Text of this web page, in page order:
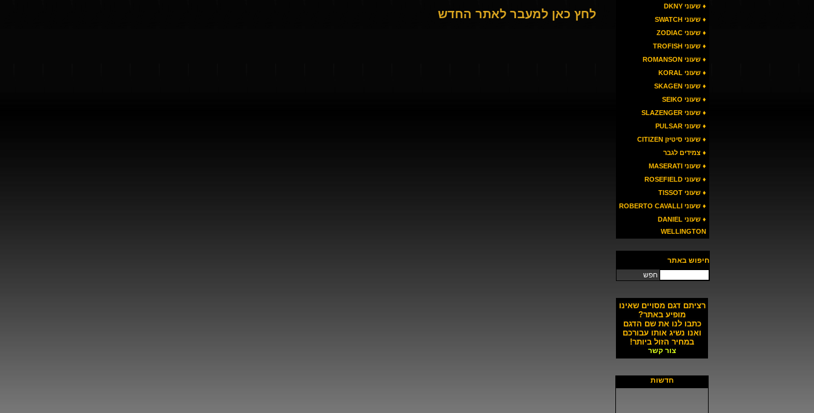
♦ שעוני DKNY
♦ שעוני SWATCH
♦ שעוני ZODIAC
♦ שעוני TROFISH
♦ שעוני ROMANSON
♦ שעוני KORAL
♦ שעוני SKAGEN
♦ שעוני SEIKO
♦ שעוני SLAZENGER
♦ שעוני PULSAR
♦ שעוני סיטיזן CITIZEN
♦ צמידים לגבר
♦ שעוני MASERATI
♦ שעוני ROSEFIELD
♦ שעוני TISSOT
♦ שעוני ROBERTO CAVALLI
♦ שעוני DANIEL
WELLINGTON
חיפוש באתר
חפש
רציתם דגם מסויים שאינו
מופיע באתר?
כתבו לנו את שם הדגם
ואנו נשיג אותו עבורכם
במחיר הזול ביותר!
צור קשר
חדשות
לחץ כאן למעבר לאתר החדש